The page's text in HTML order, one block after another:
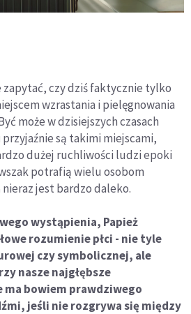
zapytać, czy dziś faktycznie tylko
wzrastania i pielęgnowania
może w dzisiejszych czasach
są takimi miejscami,
dużej ruchliwości ludzi epoki
potrafią wielu osobom
jest bardzo daleko.
wystąpienia, Papież
rozumienie płci - nie tyle
czy symbolicznej, ale
nasze najgłębsze
ma bowiem prawdziwego
jeśli nie rozgrywa się między